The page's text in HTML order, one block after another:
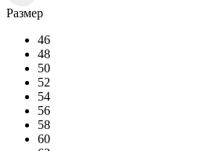
Размер
46
48
50
52
54
56
58
60